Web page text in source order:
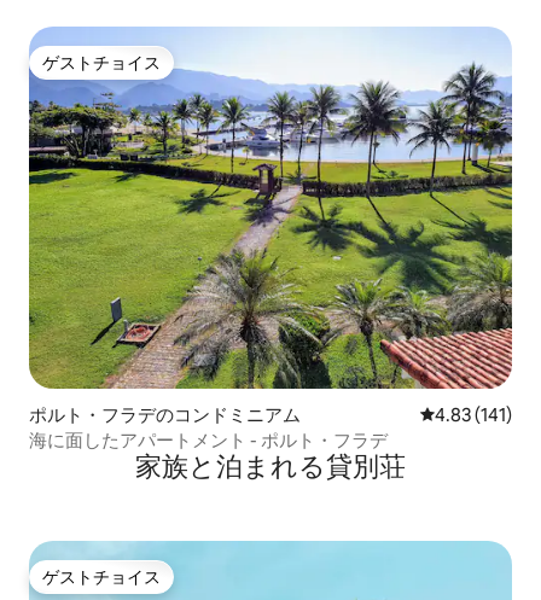
ゲストチョイス
ゲストチョイス
ポルト・フラデのコンドミニアム レビュー141
4.83 (141)
海に面したアパートメント - ポルト・フラデ
家族と泊まれる貸別荘
ゲストチョイス
ゲストチョイス